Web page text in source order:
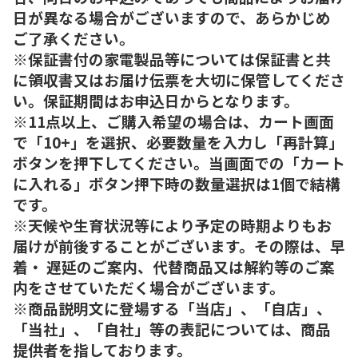
日が異なる場合がございますので、あらかじめ
ご了承ください。
※保証書付の家電製品等については保証書と共
に領収書又はお届け伝票を大切に保管してくださ
い。保証期間はお申込日からとなります。
※11点以上、ご購入希望の場合は、カート画面
で「10+」を選択、必要数量を入力し「再計算」
ボタンを押下してください。当画面での「カート
に入れる」ボタン押下時の数量選択は1個で結構
です。
※天候や生育状況等により予定の時期よりもお
届けが前後することがございます。その際は、早
着・ 遅延のご案内、代替商品又は解約等のご案
内をさせていただく場合がございます。
※商品説明文に登場する「当店」、「自店」、
「当社」、「自社」等の表記については、商品
提供者を指しております。